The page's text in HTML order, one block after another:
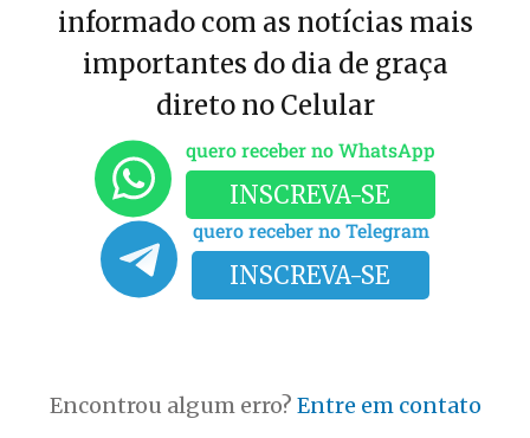
informado com as notícias mais
importantes do dia de graça
direto no Celular
quero receber no WhatsApp
INSCREVA-SE
quero receber no Telegram
INSCREVA-SE
Encontrou algum erro? Entre em contato